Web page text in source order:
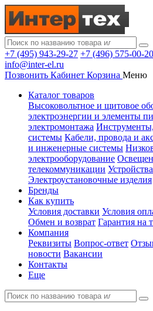
+7 (495) 943-29-27 +7 (496) 575-00-20
info@inter-el.ru
Позвонить Кабинет Корзина Меню
Каталог товаров
Высоковольтное и щитовое
электроэнергии и элементы
электромонтажа
системы Кабели, провода и
и инженерные системы
электрооборудование
телекоммуникации
Электроустановочные изделия
Бренды
Как купить
Условия доставки Условия
Обмен и возврат Гарантия на
Компания
Реквизиты Вопрос-ответ
новости Вакансии
Контакты
Еще